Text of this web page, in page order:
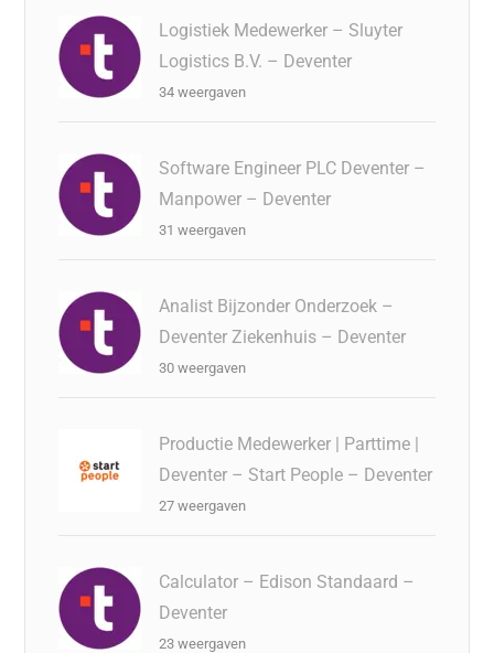
Logistiek Medewerker – Sluyter
Logistics B.V. – Deventer
34 weergaven
Software Engineer PLC Deventer –
Manpower – Deventer
31 weergaven
Analist Bijzonder Onderzoek –
Deventer Ziekenhuis – Deventer
30 weergaven
Productie Medewerker | Parttime |
Deventer – Start People – Deventer
27 weergaven
Calculator – Edison Standaard –
Deventer
23 weergaven